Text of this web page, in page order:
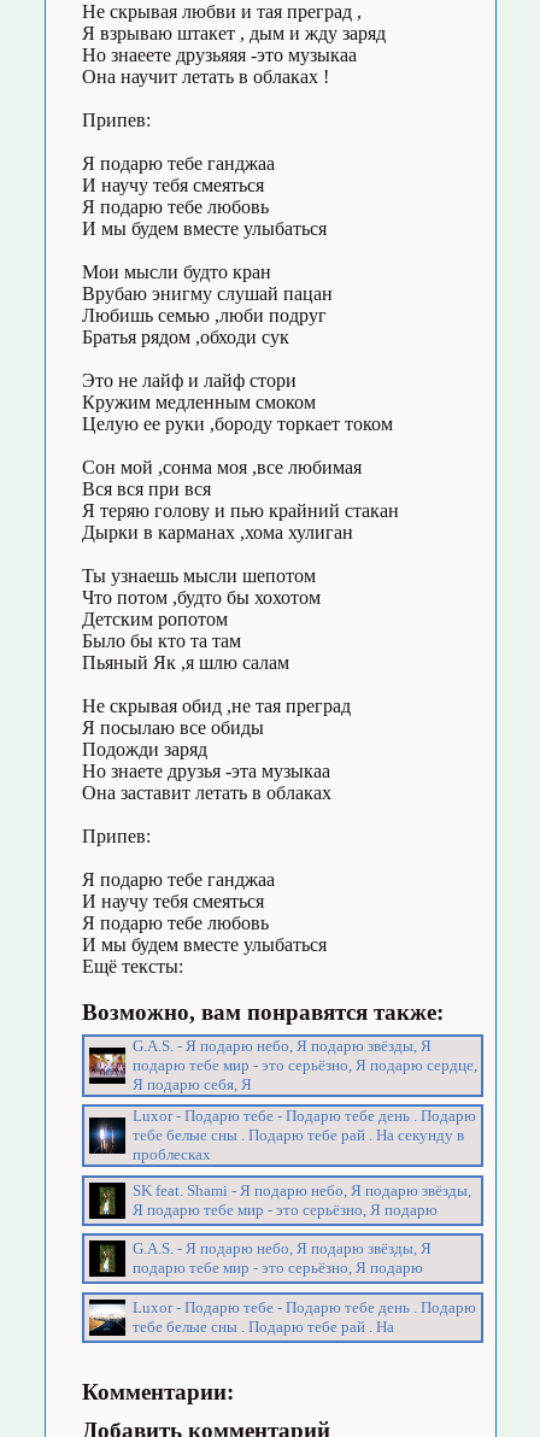
Не скрывая любви и тая преград ,
Я взрываю штакет , дым и жду заряд
Но знаеете друзьяяя -это музыкаа
Она научит летать в облаках !
Припев:
Я подарю тебе ганджаа
И научу тебя смеяться
Я подарю тебе любовь
И мы будем вместе улыбаться
Мои мысли будто кран
Врубаю энигму слушай пацан
Любишь семью ,люби подруг
Братья рядом ,обходи сук
Это не лайф и лайф стори
Кружим медленным смоком
Целую ее руки ,бороду торкает током
Сон мой ,сонма моя ,все любимая
Вся вся при вся
Я теряю голову и пью крайний стакан
Дырки в карманах ,хома хулиган
Ты узнаешь мысли шепотом
Что потом ,будто бы хохотом
Детским ропотом
Было бы кто та там
Пьяный Як ,я шлю салам
Не скрывая обид ,не тая преград
Я посылаю все обиды
Подожди заряд
Но знаете друзья -эта музыкаа
Она заставит летать в облаках
Припев:
Я подарю тебе ганджаа
И научу тебя смеяться
Я подарю тебе любовь
И мы будем вместе улыбаться
Ещё тексты:
Возможно, вам понравятся также:
G.A.S. - Я подарю небо, Я подарю звёзды, Я
подарю тебе мир - это серьёзно, Я подарю сердце,
Я подарю себя, Я
Luxor - Подарю тебе - Подарю тебе день . Подарю
тебе белые сны . Подарю тебе рай . На секунду в
проблесках
SK feat. Shami - Я подарю небо, Я подарю звёзды,
Я подарю тебе мир - это серьёзно, Я подарю
G.A.S. - Я подарю небо, Я подарю звёзды, Я
подарю тебе мир - это серьёзно, Я подарю
Luxor - Подарю тебе - Подарю тебе день . Подарю
тебе белые сны . Подарю тебе рай . На
Комментарии:
Добавить комментарий